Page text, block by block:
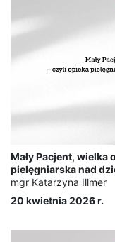
Mały Pacjent,
pielęgniarska nad
mgr Katarzyna Illmer
20 kwietnia 2026 r.